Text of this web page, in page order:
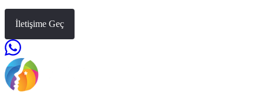
İletişime Geç